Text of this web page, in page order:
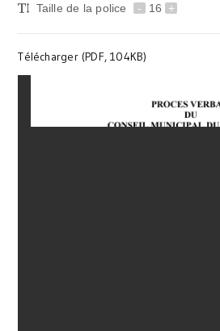
Taille de la police
- 16 +
Télécharger (PDF, 104KB)